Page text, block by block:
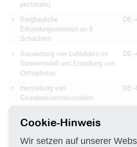
pectoralis)
Bergbauliche
Erkundungsarbeiten an 8
Schächten
Auswertung von Luftbildern im
Stereomodell und Erstellung von
Orthophotos
Herstellung von
Grundwassermessstellen
Durchführung eines
GWM Sohle 2 sowie
Cookie-Hinweis
Wir setzen auf unserer